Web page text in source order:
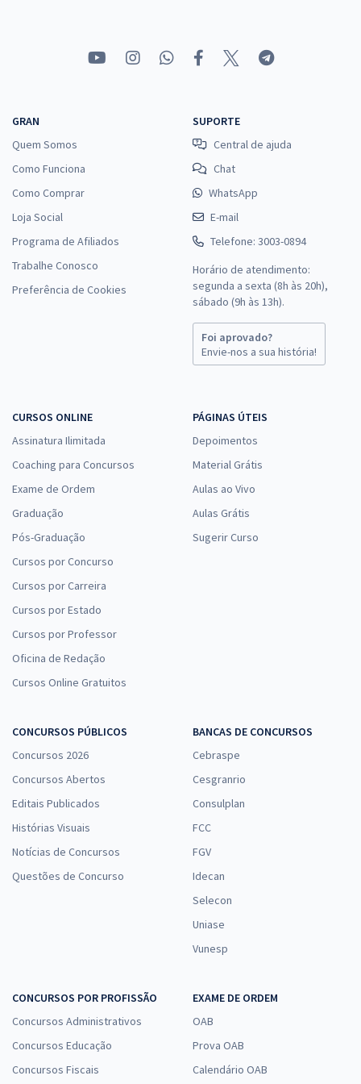
- Conhecimentos Específicos para Jornalista (Pré-edital)
à vista
R$23,99
Economize R$ 71,96 (-20%)
Comprar
CRM ES - Conselho Regional de Medicina do Estado do Espírito Santo
à vista
27,32
- Conhecimentos Específicos para Técnico de T.I.
à vista
R$23,99
CRM ES - Conselho Regional de Medicina do Estado do Espírito Santo
- Analista de Tecnologia da Informação
Economize R$ 89,96 (-20%)
- Conhecimentos Específicos para Analista de Tecnologia da
Informação
à vista
R$23,32
GRAN
Quem Somos
Como Funciona
Como Comprar
Loja Social
Programa de Afiliados
Trabalhe Conosco
Preferência de Cookies
SUPORTE
Central de ajuda
Chat
WhatsApp
E-mail
Telefone: 3003-0894
Horário de atendimento:
segunda a sexta (8h às 20h),
sábado (9h às 13h).
Foi aprovado?
Envie-nos a sua história!
CURSOS ONLINE
Assinatura Ilimitada
Coaching para Concursos
Exame de Ordem
Graduação
Pós-Graduação
Cursos por Concurso
Cursos por Carreira
Cursos por Estado
Cursos por Professor
Oficina de Redação
Cursos Online Gratuitos
PÁGINAS ÚTEIS
Depoimentos
Material Grátis
Aulas ao Vivo
Aulas Grátis
Sugerir Curso
CONCURSOS PÚBLICOS
Concursos 2026
Concursos Abertos
Editais Publicados
Histórias Visuais
Notícias de Concursos
Questões de Concurso
BANCAS DE CONCURSOS
Cebraspe
Cesgranrio
Consulplan
FCC
FGV
Idecan
Selecon
Uniase
Vunesp
CONCURSOS POR PROFISSÃO
Concursos Administrativos
Concursos Educação
Concursos Fiscais
EXAME DE ORDEM
OAB
Prova OAB
Calendário OAB